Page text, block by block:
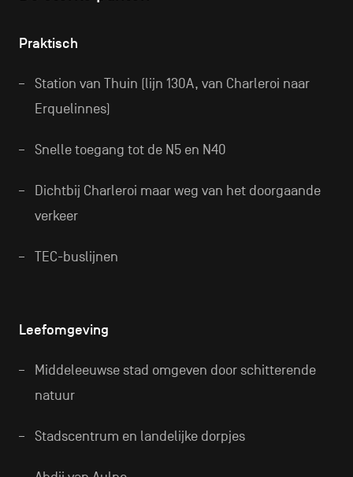
Praktisch
Station van Thuin (lijn 130A, van Charleroi naar
Erquelinnes)
Snelle toegang tot de N5 en N40
Dichtbij Charleroi maar weg van het doorgaande
verkeer
TEC-buslijnen
Leefomgeving
Middeleeuwse stad omgeven door schitterende
natuur
Stadscentrum en landelijke dorpjes